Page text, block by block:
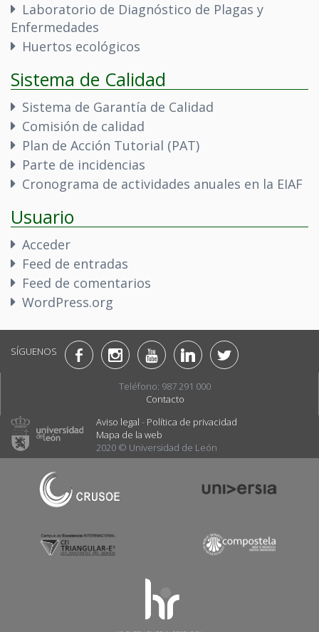
Laboratorio de Diagnóstico de Plagas y
Enfermedades
Huertos ecológicos
Sistema de Calidad
Sistema de Garantía de Calidad
Comisión de calidad
Plan de Acción Tutorial (PAT)
Parte de incidencias
Cronograma de actividades anuales en la EIAF
Usuario
Acceder
Feed de entradas
Feed de comentarios
WordPress.org
SÍGUENOS
Teléfono: 987 291 000
Contacto
Aviso legal - Política de privacidad
Mapa de la web
2020 © Universidad de León